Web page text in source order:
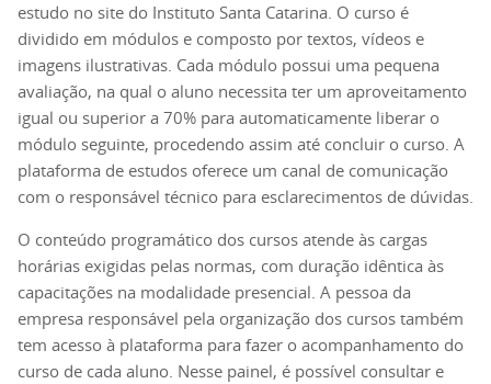
estudo no site do Instituto Santa Catarina. O curso é
dividido em módulos e composto por textos, vídeos e
imagens ilustrativas. Cada módulo possui uma pequena
avaliação, na qual o aluno necessita ter um aproveitamento
igual ou superior a 70% para automaticamente liberar o
módulo seguinte, procedendo assim até concluir o curso. A
plataforma de estudos oferece um canal de comunicação
com o responsável técnico para esclarecimentos de dúvidas.
O conteúdo programático dos cursos atende às cargas
horárias exigidas pelas normas, com duração idêntica às
capacitações na modalidade presencial. A pessoa da
empresa responsável pela organização dos cursos também
tem acesso à plataforma para fazer o acompanhamento do
curso de cada aluno. Nesse painel, é possível consultar e